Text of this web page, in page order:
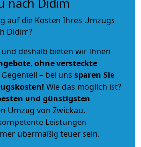
nach Didim
auf die Kosten Ihres Umzugs
Didim?
deshalb bieten wir Ihnen
, ohne versteckte
– bei uns sparen Sie
Wie das möglich ist?
und günstigsten
Umzug von Zwickau.
Leistungen –
übermäßig teuer sein.